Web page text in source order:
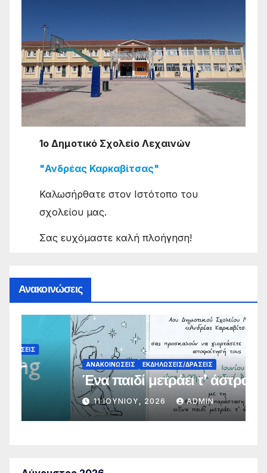
1ο Δημοτικό Σχολείο Λεχαινών
"Ανδρέας Καρκαβίτσας"
Καλωσήρθατε στον Ιστότοπο του
σχολείου μας.
Σας ευχόμαστε καλή πλοήγηση!
Ανακοινώσεις
ΑΝΑΚΟΙΝΏΣΕΙΣ ΕΚΔΗΛΏΣΕΙΣ/ΔΡΆΣΕΙΣ
Ένα παιδί μετράει τ’ άστρα
11 ΙΟΥΝΊΟΥ, 2026 ADMIN